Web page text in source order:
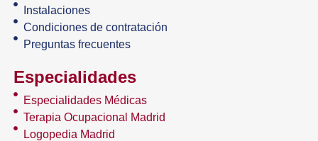
Instalaciones
Condiciones de contratación
Preguntas frecuentes
Especialidades
Especialidades Médicas
Terapia Ocupacional Madrid
Logopedia Madrid